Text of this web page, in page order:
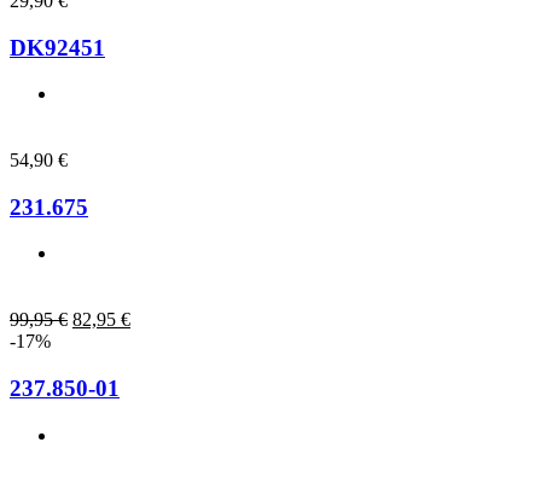
DK92451
54,90 €
231.675
99,95€ 82,95 €
-17%
237.850-01